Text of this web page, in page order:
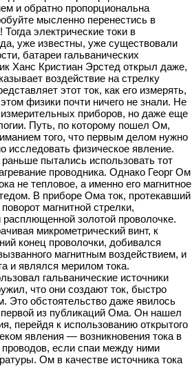
и обратно пропорциональна
мысленно перенестись в
электрические токи в
уже известны, уже существовали
батареи гальванических
Ханс Кристиан Эрстед открыл даже,
воздействие на стрелку
этот ток, как его измерять,
физики почти ничего не знали. Не
приборов, но даже еще
Путь, по которому пошел Ом,
того, что первым делом нужно
исследовать физическое явление.
пытались использовать тот
проводника. Однако Георг Ом
не тепловое, а именно его магнитное
В приборе Ома ток, протекавший
магнитной стрелки,
расплющенной золотой проволочке.
микрометрический винт, к
конец проволочки, добивался
магнитным воздействием, и
и являлся мерилом тока.
гальванические источники
что они создают ток, быстро
Это обстоятельство даже явилось
первой из публикаций Ома. Он нашел
перейдя к использованию открытого
явления — возникновения тока в
если спаи между ними
Ом в качестве источника тока